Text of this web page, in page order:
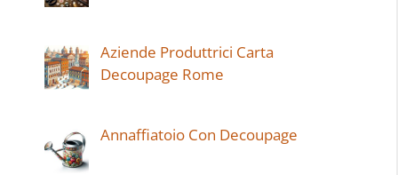
Aziende Produttrici Carta
Decoupage Rome
Annaffiatoio Con Decoupage